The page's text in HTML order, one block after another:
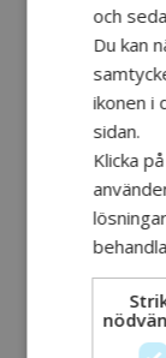
berättar
klädbutik
jeans.
han med
få på sig
gylfen
knäppa
– Sådana
och
Du kan
ikonen i
sidan.
Klicka